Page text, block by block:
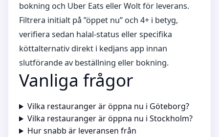
bokning och Uber Eats eller Wolt för leverans.
Filtrera initialt på ”öppet nu” och 4+ i betyg,
verifiera sedan halal-status eller specifika
köttalternativ direkt i kedjans app innan
slutförande av beställning eller bokning.
Vanliga frågor
Vilka restauranger är öppna nu i Göteborg?
Vilka restauranger är öppna nu i Stockholm?
Hur snabb är leveransen från